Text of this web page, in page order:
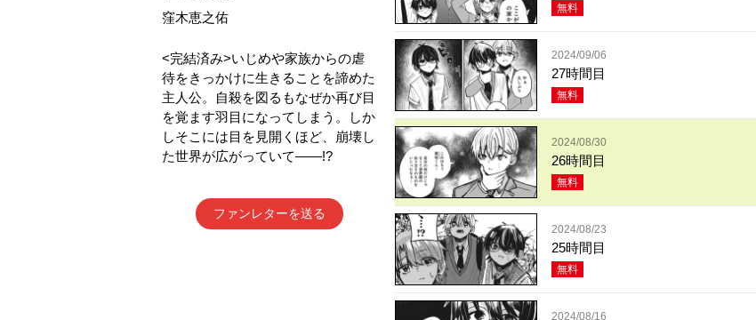
窪木恵之佑
<完結済み>いじめや家族からの虐
待をきっかけに生きることを諦めた
主人公。自殺を図るもなぜか再び目
を覚ます羽目になってしまう。しか
しそこには目を見開くほど、崩壊し
た世界が広がっていて――!?
ファンレターを送る
無料
2024/09/06
27時間目
無料
2024/08/30
26時間目
無料
2024/08/23
25時間目
無料
2024/08/16